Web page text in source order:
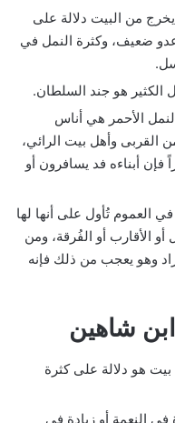
من البيت دلالة على
عدو ضعيف، وكثرة النمل في
الكثير هو جند السلطان.
الأحمر هي أناس
القربى وأهل بيت الرائي،
فإن أبناءه فد يسافرون أو
العموم تُأول على أنها لها
أو الأقارب أو الفُرقة، ومن
وهو يعجب من ذلك فإنه
شاهين
هو دلالة على كثرة
في النعمة أو زيادة في